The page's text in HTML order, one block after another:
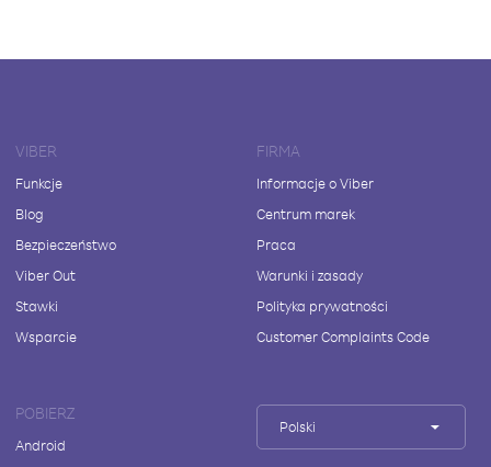
VIBER
Funkcje
Blog
Bezpieczeństwo
Viber Out
Stawki
Wsparcie
FIRMA
Informacje o Viber
Centrum marek
Praca
Warunki i zasady
Polityka prywatności
Customer Complaints Code
POBIERZ
Android
Polski